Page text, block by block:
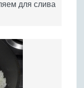
для слива